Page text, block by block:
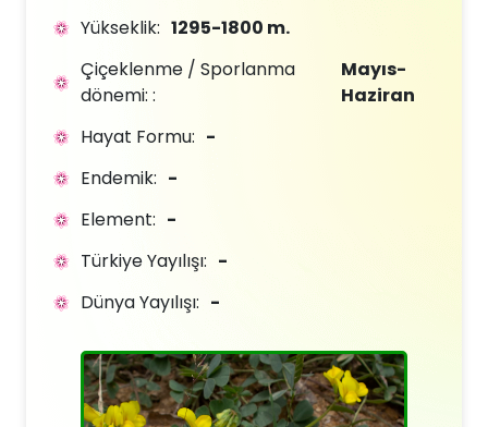
Yükseklik: 1295-1800 m.
Çiçeklenme / Sporlanma
dönemi: :
Mayıs-
Haziran
Hayat Formu: -
Endemik: -
Element: -
Türkiye Yayılışı: -
Dünya Yayılışı: -